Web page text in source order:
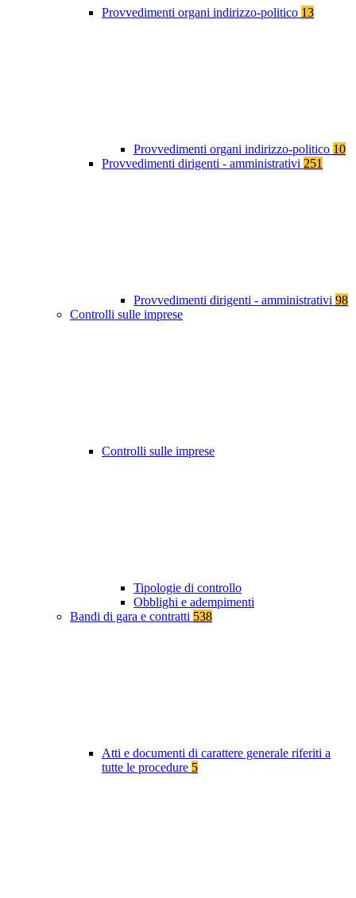
Provvedimenti organi indirizzo-politico 13
Provvedimenti organi indirizzo-politico 10
Provvedimenti dirigenti - amministrativi 251
Provvedimenti dirigenti - amministrativi 98
Controlli sulle imprese
Controlli sulle imprese
Tipologie di controllo
Obblighi e adempimenti
Bandi di gara e contratti 538
Atti e documenti di carattere generale riferiti a
tutte le procedure 5